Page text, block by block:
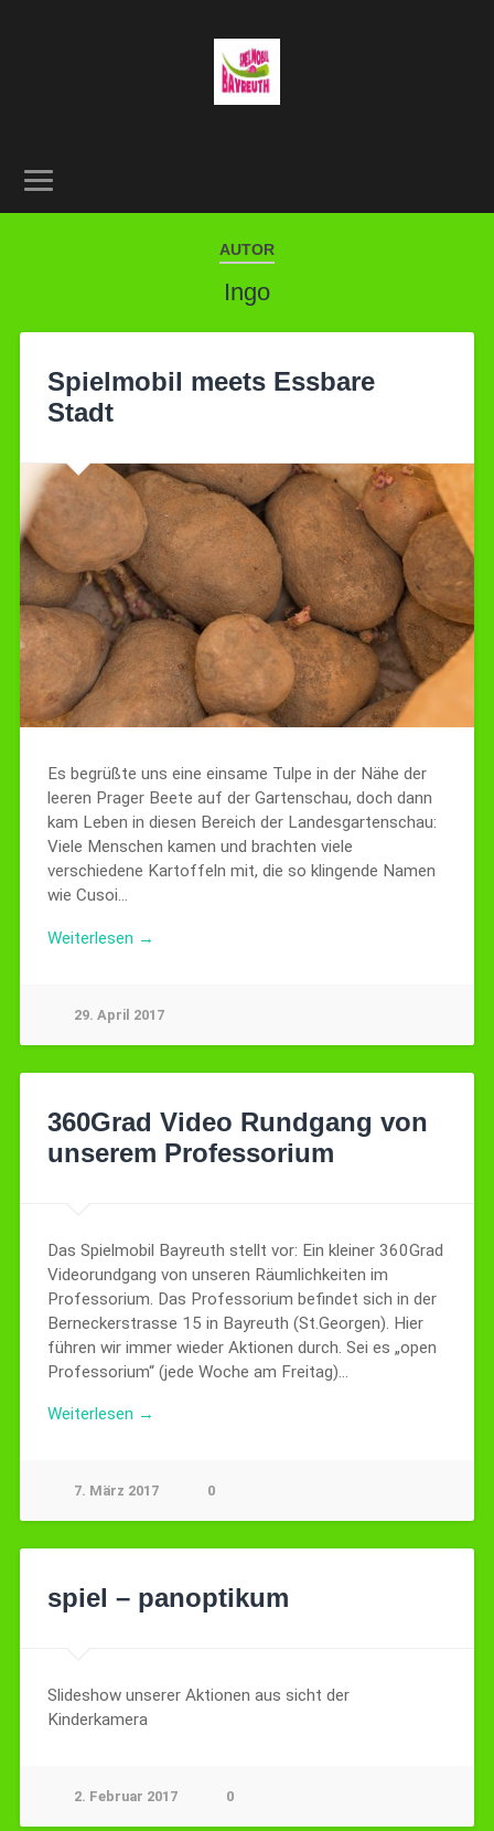
AUTOR
Ingo
Spielmobil meets Essbare
Stadt
Es begrüßte uns eine einsame Tulpe in der Nähe der
leeren Prager Beete auf der Gartenschau, doch dann
kam Leben in diesen Bereich der Landesgartenschau:
Viele Menschen kamen und brachten viele
verschiedene Kartoffeln mit, die so klingende Namen
wie Cusoi…
Weiterlesen →
29. April 2017
360Grad Video Rundgang von
unserem Professorium
Das Spielmobil Bayreuth stellt vor: Ein kleiner 360Grad
Videorundgang von unseren Räumlichkeiten im
Professorium. Das Professorium befindet sich in der
Berneckerstrasse 15 in Bayreuth (St.Georgen). Hier
führen wir immer wieder Aktionen durch. Sei es „open
Professorium“ (jede Woche am Freitag)…
Weiterlesen →
7. März 2017 0
spiel – panoptikum
Slideshow unserer Aktionen aus sicht der
Kinderkamera
2. Februar 2017 0